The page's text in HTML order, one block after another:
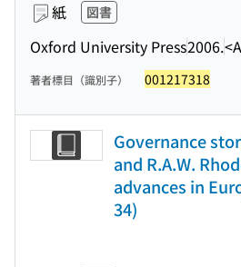
紙 図書
Oxford University Press2006.
著者標目（識別子） 001217318
Governance
and R.A.W.
advances in
34)